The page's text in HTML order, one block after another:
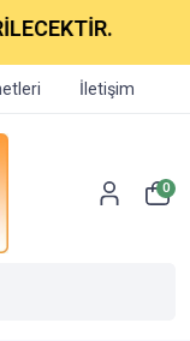
İletişim
0